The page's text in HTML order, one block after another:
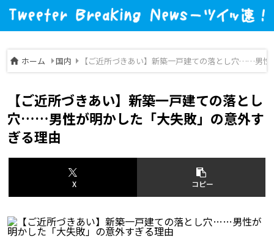
ホーム 国内 【ご近所づきあい】新築一戸建ての落とし穴……男
【ご近所づきあい】新築一戸建ての落とし
穴……男性が明かした「大失敗」の意外す
ぎる理由
X コピー